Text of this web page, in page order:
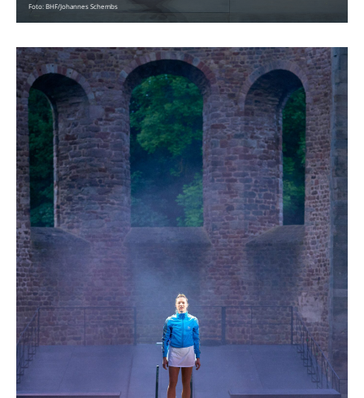
Foto: BHF/Johannes Schembs